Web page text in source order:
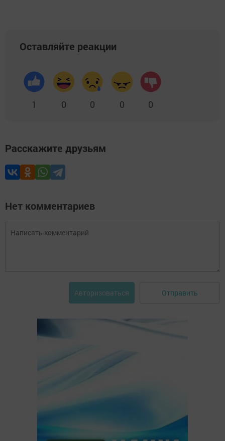
Оставляйте реакции
1 0 0 0 0
Расскажите друзьям
Нет комментариев
Авторизоваться Отправить